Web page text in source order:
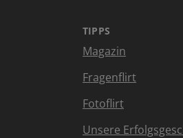
TIPPS
Magazin
Fragenflirt
Fotoflirt
Unsere